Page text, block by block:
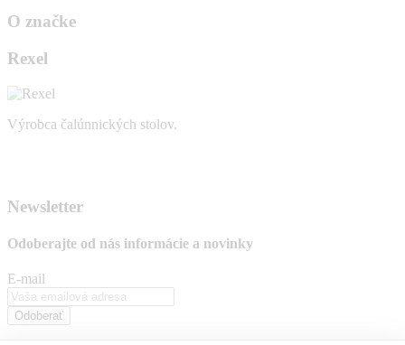
O značke
Rexel
Výrobca čalúnnických stolov.
Newsletter
Odoberajte od nás informácie a novinky
E-mail
Odoberať